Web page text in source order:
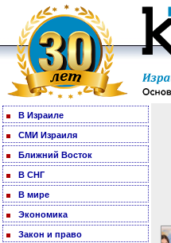
В Израиле
СМИ Израиля
Ближний Восток
В СНГ
В мире
Экономика
Закон и право